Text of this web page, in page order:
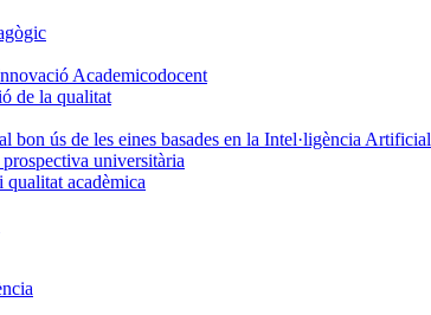
Academicodocent
de la qualitat
bon ús de les eines basades en la Intel·ligència Artificial
universitària
acadèmica